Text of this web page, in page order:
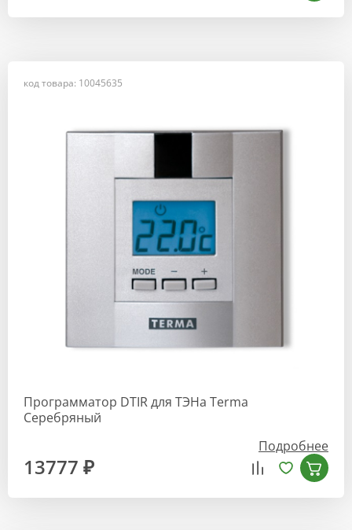
код товара: 10045635
Программатор DTIR для ТЭНа Terma
Серебряный
Подробнее
13777 ₽